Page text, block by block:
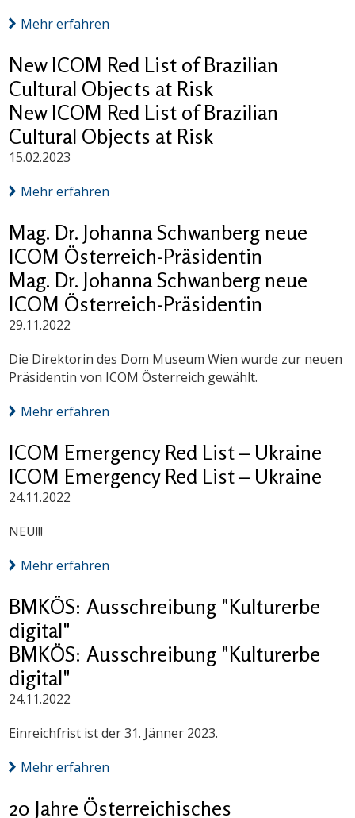
Mehr erfahren
New ICOM Red List of Brazilian
Cultural Objects at Risk
New ICOM Red List of Brazilian
Cultural Objects at Risk
15.02.2023
Mehr erfahren
Mag. Dr. Johanna Schwanberg neue
ICOM Österreich-Präsidentin
Mag. Dr. Johanna Schwanberg neue
ICOM Österreich-Präsidentin
29.11.2022
Die Direktorin des Dom Museum Wien wurde zur neuen
Präsidentin von ICOM Österreich gewählt.
Mehr erfahren
ICOM Emergency Red List – Ukraine
ICOM Emergency Red List – Ukraine
24.11.2022
NEU!!!
Mehr erfahren
BMKÖS: Ausschreibung "Kulturerbe
digital"
BMKÖS: Ausschreibung "Kulturerbe
digital"
24.11.2022
Einreichfrist ist der 31. Jänner 2023.
Mehr erfahren
20 Jahre Österreichisches